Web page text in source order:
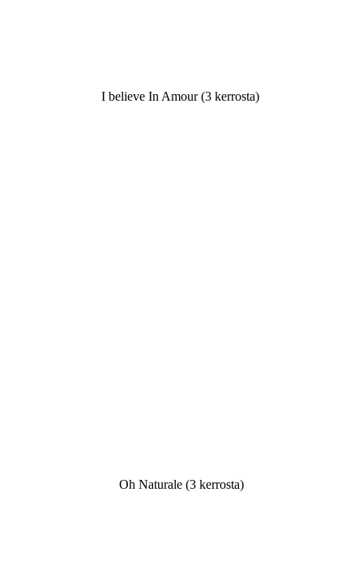
I believe In Amour (3 kerrosta)
Oh Naturale (3 kerrosta)